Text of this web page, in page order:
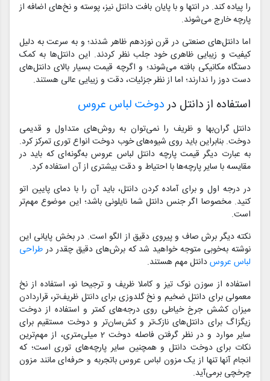
را پیاده کند. در انتها و با پایان بافت دانتل نیز، پوسته و نخ‌های اضافه از
پارچه خارج می‌شوند.
اما دانتل‌های صنعتی در قرن نوزدهم ظاهر شدند؛ و به سرعت به دلیل
کیفیت و زیبایی ظاهری خود جلب نظر کردند. این دانتل‌ها به کمک
دستگاه مکانیکی بافته می‌شوند؛ و اگرچه قیمت بسیار بالای دانتل‌های
دست دوز را ندارند؛ اما از نظر جزئیات، دقت و زیبایی عالی هستند.
استفاده از دانتل دردوخت لباس عروس
دانتل گران‌بها و ظریف را نمی‌توان به روش‌های متداول و قدیمی
دوخت. بنابراین باید روی شیوه‌های خوب دوخت انواع توری تمرکز کرد.
به عبارت دیگر قیمت پارچه دانتل لباس عروس به‌گونه‌ای که باید در
مقایسه با سایر پارچه‌ها با احتیاط و دقت بیشتری از آن استفاده کرد.
در درجه اول و برای آماده کردن دانتل، باید آن را با دمای پایین اتو
کنید. مخصوصا اگر جنس دانتل شما نایلونی باشد؛ این موضوع مهم‌تر
است.
نکته دیگر برش صاف و پیروی دقیق از الگو است. در بخش پایانی این
نوشته به‌خوبی متوجه خواهید شد که برش‌های دقیق چقدر درطراحی
لباس عروسدانتل مهم هستند.
استفاده از سوزن نوک تیز و کاملا ظریف و ترجیحا نو، استفاده از نخ
معمولی برای دانتل ضخیم و نخ گلدوزی برای دانتل ظریف‌تر، قراردادن
میزان کشش جرخ خیاطی روی درجه‌های کمتر و استفاده از دوخت
زیگزاگ برای دانتل‌های نازک‌تر و کش‌سان‌تر و دوخت مستقیم برای
سایر موارد و در نظر گرفتن فاصله دوخت 2 میلی‌متری، از مهم‌ترین
نکات برای دوخت دانتل و همچنین سایر پارچه‌های توری است؛ که
انجام آنها تنها از یک مزون لباس عروس باتجربه و حرفه‌ای مانند مزون
چرخچی برمی‌آید.